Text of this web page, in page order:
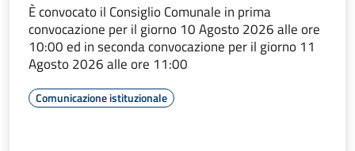
È convocato il Consiglio Comunale in prima
convocazione per il giorno 10 Agosto 2026 alle ore
10:00 ed in seconda convocazione per il giorno 11
Agosto 2026 alle ore 11:00
Comunicazione istituzionale